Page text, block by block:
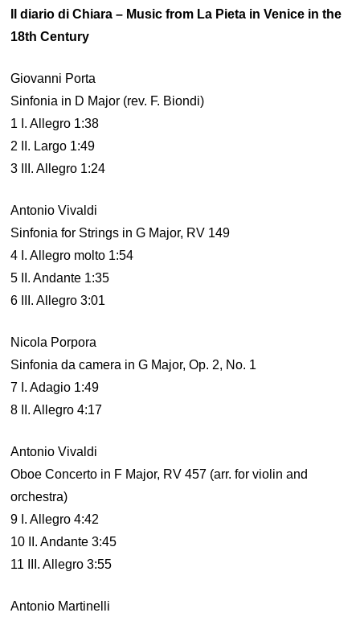
Il diario di Chiara – Music from La Pieta in Venice in the
18th Century
Giovanni Porta
Sinfonia in D Major (rev. F. Biondi)
1 I. Allegro 1:38
2 II. Largo 1:49
3 III. Allegro 1:24
Antonio Vivaldi
Sinfonia for Strings in G Major, RV 149
4 I. Allegro molto 1:54
5 II. Andante 1:35
6 III. Allegro 3:01
Nicola Porpora
Sinfonia da camera in G Major, Op. 2, No. 1
7 I. Adagio 1:49
8 II. Allegro 4:17
Antonio Vivaldi
Oboe Concerto in F Major, RV 457 (arr. for violin and
orchestra)
9 I. Allegro 4:42
10 II. Andante 3:45
11 III. Allegro 3:55
Antonio Martinelli